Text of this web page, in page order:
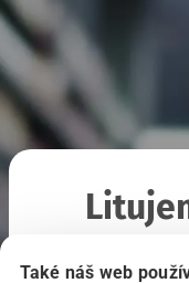
Také náš web